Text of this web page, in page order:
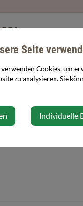
Seite
Cookies, um
zu analysieren. Sie
Individuelle